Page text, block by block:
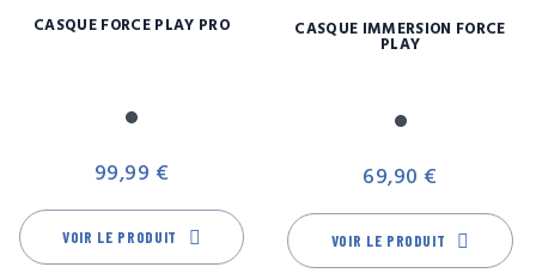
CASQUE FORCE PLAY PRO
Noir
99,99 €
VOIR LE PRODUIT
CASQUE IMMERSION FORCE
PLAY
Noir
69,90 €
VOIR LE PRODUIT